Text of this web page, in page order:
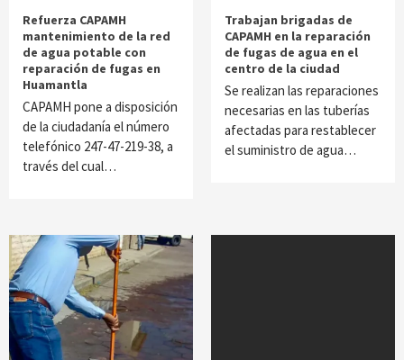
Refuerza CAPAMH
mantenimiento de la red
de agua potable con
reparación de fugas en
Huamantla
CAPAMH pone a disposición
de la ciudadanía el número
telefónico 247-47-219-38, a
través del cual…
Trabajan brigadas de
CAPAMH en la reparación
de fugas de agua en el
centro de la ciudad
Se realizan las reparaciones
necesarias en las tuberías
afectadas para restablecer
el suministro de agua…